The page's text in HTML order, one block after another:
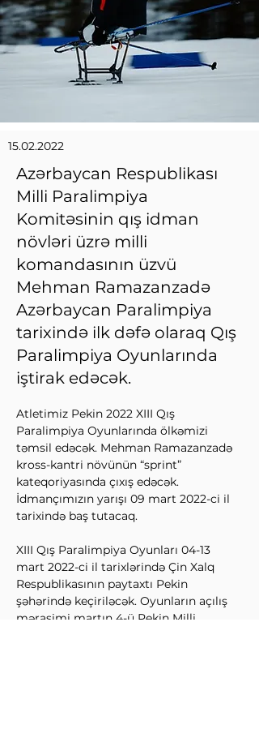
15.02.2022
Azərbaycan Respublikası
Milli Paralimpiya
Komitəsinin qış idman
növləri üzrə milli
komandasının üzvü
Mehman Ramazanzadə
Azərbaycan Paralimpiya
tarixində ilk dəfə olaraq Qış
Paralimpiya Oyunlarında
iştirak edəcək.
Atletimiz Pekin 2022 XIII Qış
Paralimpiya Oyunlarında ölkəmizi
təmsil edəcək. Mehman Ramazanzadə
kross-kantri növünün “sprint”
kateqoriyasında çıxış edəcək.
İdmançımızın yarışı 09 mart 2022-ci il
tarixində baş tutacaq.
XIII Qış Paralimpiya Oyunları 04-13
mart 2022-ci il tarixlərində Çin Xalq
Respublikasının paytaxtı Pekin
şəhərində keçiriləcək. Oyunların açılış
mərasimi martın 4-ü Pekin Milli